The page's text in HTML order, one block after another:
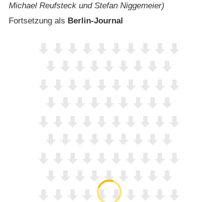
Michael Reufsteck und Stefan Niggemeier)
Fortsetzung als Berlin-Journal